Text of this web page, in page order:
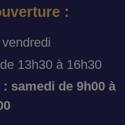
:
13h30 à 16h30
samedi de 9h00 à